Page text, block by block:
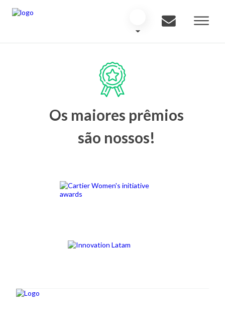
Os maiores prêmios
são nossos!